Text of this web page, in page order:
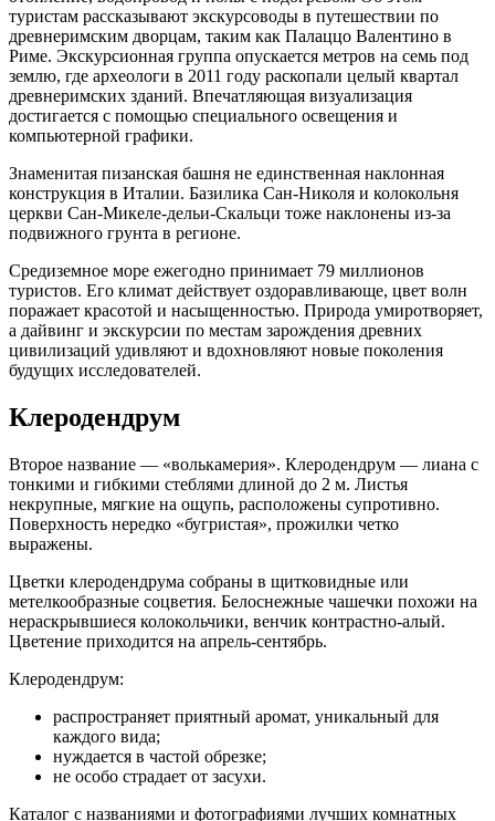
туристам рассказывают экскурсоводы в путешествии по
древнеримским дворцам, таким как Палаццо Валентино в
Риме. Экскурсионная группа опускается метров на семь под
землю, где археологи в 2011 году раскопали целый квартал
древнеримских зданий. Впечатляющая визуализация
достигается с помощью специального освещения и
компьютерной графики.
Знаменитая пизанская башня не единственная наклонная
конструкция в Италии. Базилика Сан-Николя и колокольня
церкви Сан-Микеле-дельи-Скальци тоже наклонены из-за
подвижного грунта в регионе.
Средиземное море ежегодно принимает 79 миллионов
туристов. Его климат действует оздоравливающе, цвет волн
поражает красотой и насыщенностью. Природа умиротворяет,
а дайвинг и экскурсии по местам зарождения древних
цивилизаций удивляют и вдохновляют новые поколения
будущих исследователей.
Клеродендрум
Второе название — «волькамерия». Клеродендрум — лиана с
тонкими и гибкими стеблями длиной до 2 м. Листья
некрупные, мягкие на ощупь, расположены супротивно.
Поверхность нередко «бугристая», прожилки четко
выражены.
Цветки клеродендрума собраны в щитковидные или
метелкообразные соцветия. Белоснежные чашечки похожи на
нераскрывшиеся колокольчики, венчик контрастно-алый.
Цветение приходится на апрель-сентябрь.
Клеродендрум:
распространяет приятный аромат, уникальный для
каждого вида;
нуждается в частой обрезке;
не особо страдает от засухи.
Каталог с названиями и фотографиями лучших комнатных